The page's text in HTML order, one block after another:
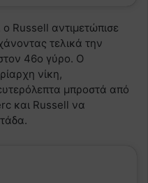
Russell αντιμετώπισε
τελικά την
46ο γύρο. Ο
νίκη,
μπροστά από
και Russell να